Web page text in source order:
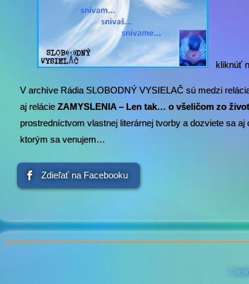
kliknúť
V archíve Rádia SLOBODNÝ VYSIELAČ sú medzi
aj relácie ZAMYSLENIA – Len tak… o všeličom zo
prostredníctvom vlastnej literárnej tvorby a dozviete sa
ktorým sa venujem…
Zdieľať na Facebooku